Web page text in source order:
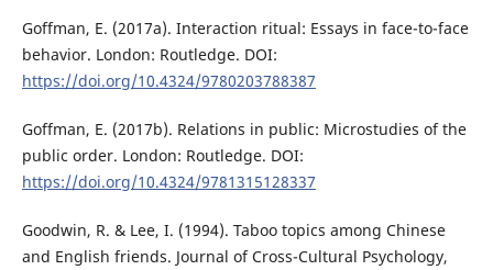
Goffman, E. (2017a). Interaction ritual: Essays in face-to-face
behavior. London: Routledge. DOI:
https://doi.org/10.4324/9780203788387
Goffman, E. (2017b). Relations in public: Microstudies of the
public order. London: Routledge. DOI:
https://doi.org/10.4324/9781315128337
Goodwin, R. & Lee, I. (1994). Taboo topics among Chinese
and English friends. Journal of Cross-Cultural Psychology,